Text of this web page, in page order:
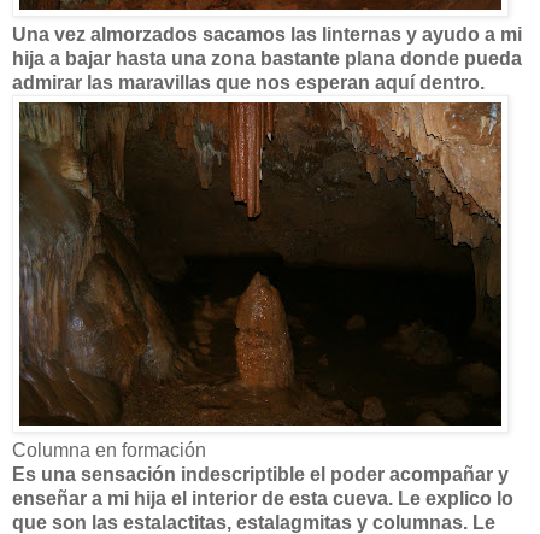
Una vez almorzados sacamos las linternas y ayudo a mi
hija a bajar hasta una zona bastante plana donde pueda
admirar las maravillas que nos esperan aquí dentro.
Columna en formación
Es una sensación indescriptible el poder acompañar y
enseñar a mi hija el interior de esta cueva. Le explico lo
que son las estalactitas, estalagmitas y columnas. Le